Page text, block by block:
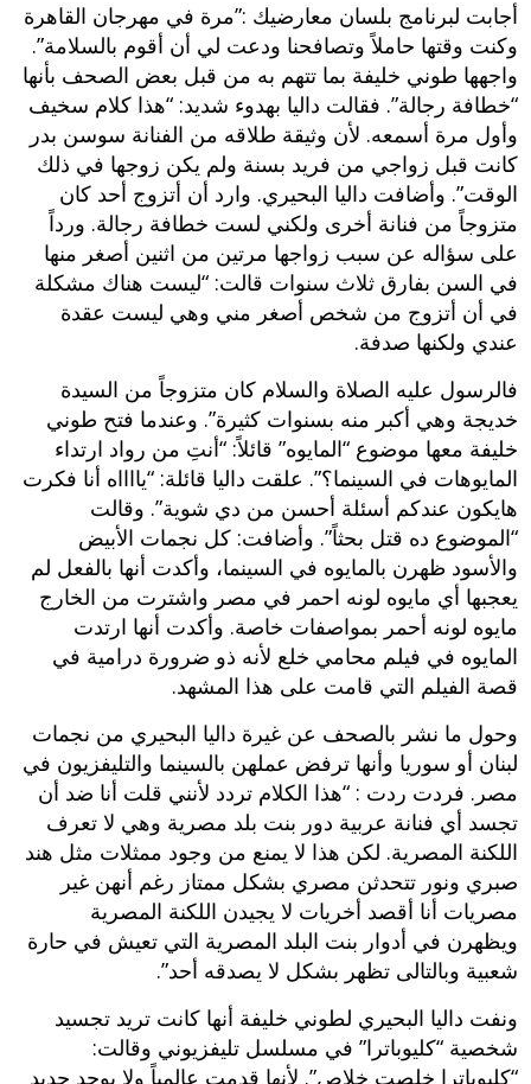
أجابت لبرنامج بلسان معارضيك :”مرة في مهرجان القاهرة
وكنت وقتها حاملاً وتصافحنا ودعت لي أن أقوم بالسلامة”.
واجهها طوني خليفة بما تتهم به من قبل بعض الصحف بأنها
“خطافة رجالة”. فقالت داليا بهدوء شديد: “هذا كلام سخيف
وأول مرة أسمعه. لأن وثيقة طلاقه من الفنانة سوسن بدر
كانت قبل زواجي من فريد بسنة ولم يكن زوجها في ذلك
الوقت”. وأضافت داليا البحيري. وارد أن أتزوج أحد كان
متزوجاً من فنانة أخرى ولكني لست خطافة رجالة. ورداً
على سؤاله عن سبب زواجها مرتين من اثنين أصغر منها
في السن بفارق ثلاث سنوات قالت: “ليست هناك مشكلة
في أن أتزوج من شخص أصغر مني وهي ليست عقدة
عندي ولكنها صدفة.
فالرسول عليه الصلاة والسلام كان متزوجاً من السيدة
خديجة وهي أكبر منه بسنوات كثيرة”. وعندما فتح طوني
خليفة معها موضوع “المايوه” قائلاً: “أنتِ من رواد ارتداء
المايوهات في السينما؟”. علقت داليا قائلة: “يااااه أنا فكرت
هايكون عندكم أسئلة أحسن من دي شوية”. وقالت
“الموضوع ده قتل بحثاً”. وأضافت: كل نجمات الأبيض
والأسود ظهرن بالمايوه في السينما، وأكدت أنها بالفعل لم
يعجبها أي مايوه لونه احمر في مصر واشترت من الخارج
مايوه لونه أحمر بمواصفات خاصة. وأكدت أنها ارتدت
المايوه في فيلم محامي خلع لأنه ذو ضرورة درامية في
قصة الفيلم التي قامت على هذا المشهد.
وحول ما نشر بالصحف عن غيرة داليا البحيري من نجمات
لبنان أو سوريا وأنها ترفض عملهن بالسينما والتليفزيون في
مصر. فردت ردت : “هذا الكلام تردد لأنني قلت أنا ضد أن
تجسد أي فنانة عربية دور بنت بلد مصرية وهي لا تعرف
اللكنة المصرية. لكن هذا لا يمنع من وجود ممثلات مثل هند
صبري ونور تتحدثن مصري بشكل ممتاز رغم أنهن غير
مصريات أنا أقصد أخريات لا يجيدن اللكنة المصرية
ويظهرن في أدوار بنت البلد المصرية التي تعيش في حارة
شعبية وبالتالى تظهر بشكل لا يصدقه أحد”.
ونفت داليا البحيري لطوني خليفة أنها كانت تريد تجسيد
شخصية “كليوباترا” في مسلسل تليفزيوني وقالت:
“كليوباترا خلصت خلاص”. لأنها قدمت عالمياً ولا يوجد جديد